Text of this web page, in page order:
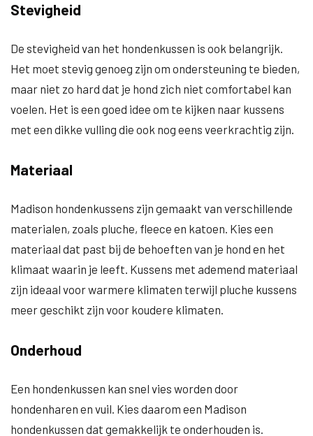
Stevigheid
De stevigheid van het hondenkussen is ook belangrijk.
Het moet stevig genoeg zijn om ondersteuning te bieden,
maar niet zo hard dat je hond zich niet comfortabel kan
voelen. Het is een goed idee om te kijken naar kussens
met een dikke vulling die ook nog eens veerkrachtig zijn.
Materiaal
Madison hondenkussens zijn gemaakt van verschillende
materialen, zoals pluche, fleece en katoen. Kies een
materiaal dat past bij de behoeften van je hond en het
klimaat waarin je leeft. Kussens met ademend materiaal
zijn ideaal voor warmere klimaten terwijl pluche kussens
meer geschikt zijn voor koudere klimaten.
Onderhoud
Een hondenkussen kan snel vies worden door
hondenharen en vuil. Kies daarom een Madison
hondenkussen dat gemakkelijk te onderhouden is.